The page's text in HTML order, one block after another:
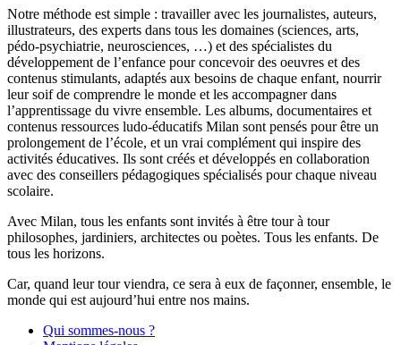
Notre méthode est simple : travailler avec les journalistes, auteurs,
illustrateurs, des experts dans tous les domaines (sciences, arts,
pédo-psychiatrie, neurosciences, …) et des spécialistes du
développement de l’enfance pour concevoir des oeuvres et des
contenus stimulants, adaptés aux besoins de chaque enfant, nourrir
leur soif de comprendre le monde et les accompagner dans
l’apprentissage du vivre ensemble. Les albums, documentaires et
contenus ressources ludo-éducatifs Milan sont pensés pour être un
prolongement de l’école, et un vrai complément qui inspire des
activités éducatives. Ils sont créés et développés en collaboration
avec des conseillers pédagogiques spécialisés pour chaque niveau
scolaire.
Avec Milan, tous les enfants sont invités à être tour à tour
philosophes, jardiniers, architectes ou poètes. Tous les enfants. De
tous les horizons.
Car, quand leur tour viendra, ce sera à eux de façonner, ensemble, le
monde qui est aujourd’hui entre nos mains.
Qui sommes-nous ?